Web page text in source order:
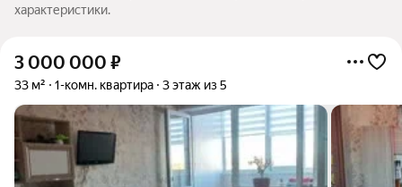
характеристики.
3 000 000 ₽
33 м² 1-комн. квартира 3 этаж из 5